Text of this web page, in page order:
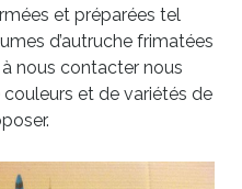
et préparées tel
d’autruche frimatées
nous contacter nous
et de variétés de